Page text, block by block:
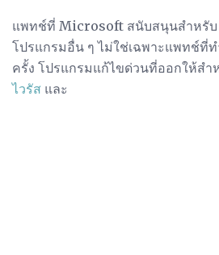
แพทช์ที่ Microsoft สนับสนุนสำหรับ
โปรแกรมอื่น ๆ ไม่ใช่เฉพาะแพทช์ที่ท
ครั้ง โปรแกรมแก้ไขด่วนที่ออกให้สำ
ไวรัส และ